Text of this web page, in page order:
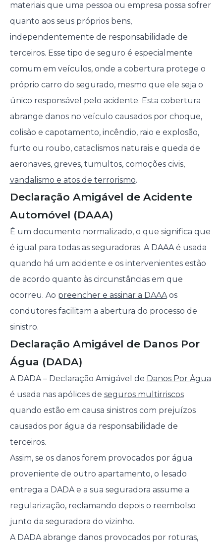
materiais que uma pessoa ou empresa possa sofrer
quanto aos seus próprios bens,
independentemente de responsabilidade de
terceiros. Esse tipo de seguro é especialmente
comum em veículos, onde a cobertura protege o
próprio carro do segurado, mesmo que ele seja o
único responsável pelo acidente. Esta cobertura
abrange danos no veículo causados por choque,
colisão e capotamento, incêndio, raio e explosão,
furto ou roubo, cataclismos naturais e queda de
aeronaves, greves, tumultos, comoções civis,
vandalismo e atos de terrorismo.
Declaração Amigável de Acidente
Automóvel (DAAA)
É um documento normalizado, o que significa que
é igual para todas as seguradoras. A DAAA é usada
quando há um acidente e os intervenientes estão
de acordo quanto às circunstâncias em que
ocorreu. Ao preencher e assinar a DAAAos
condutores facilitam a abertura do processo de
sinistro.
Declaração Amigável de Danos Por
Água (DADA)
A DADA – Declaração Amigável de Danos Por Água
é usada nas apólices de seguros multirriscos
quando estão em causa sinistros com prejuízos
causados por água da responsabilidade de
terceiros.
Assim, se os danos forem provocados por água
proveniente de outro apartamento, o lesado
entrega a DADA e a sua seguradora assume a
regularização, reclamando depois o reembolso
junto da seguradora do vizinho.
A DADA abrange danos provocados por roturas,